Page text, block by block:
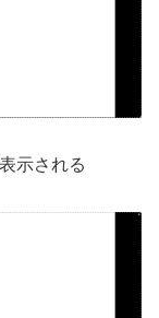
示される